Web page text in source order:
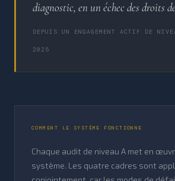
diagnostic, en un échec des droits
DEPUIS UN ENGAGEMENT ACTIF DE
2025
COMMENT LE SYSTÈME FONCTIONNE
Chaque audit de niveau A met en
système. Les quatre cadres sont